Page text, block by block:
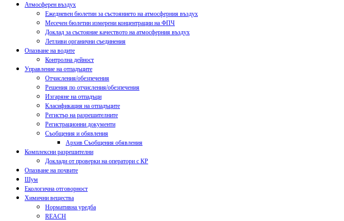
Атмосферен въздух
Ежедневен бюлетин за състоянието на атмосферния въздух
Месечен бюлетин измерени концентрации на ФПЧ
Доклад за състояние качеството на атмосферния въздух
Летливи органични съединения
Опазване на водите
Контролна дейност
Управление на отпадъците
Отчисления/обезпечения
Решения по отчисления/обезпечения
Изгаряне на отпадъци
Класификация на отпадъците
Регистър на разрешителните
Регистрационни документи
Съобщения и обявления
Архив Съобщения обявления
Комплексни разрешителни
Доклади от проверки на оператори с КР
Опазване на почвите
Шум
Екологична отговорност
Химични вещества
Нормативна уредба
REACH